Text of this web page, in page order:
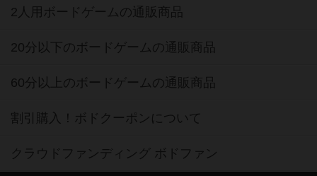
2人用ボードゲームの通販商品
20分以下のボードゲームの通販商品
60分以上のボードゲームの通販商品
割引購入！ボドクーポンについて
クラウドファンディング ボドファン